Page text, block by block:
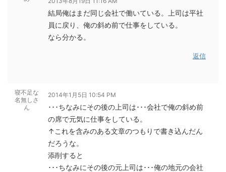
結局俺はまだ同じ会社で働いている。上司は平社
員に戻り、俺の斜め前で仕事をしている。
なら分かる。
返信
寝不足な
名無しさ
ん
2014年1月5日 10:54 PM
･･･ちなみにその後の上司は･･･会社で俺の斜め前
の席で元気に仕事をしている。
↑これを含みのある文章のつもりで書き込んだん
だろうな。
添削すると
･･･ちなみにその後の元上司は･･･俺の地元の会社